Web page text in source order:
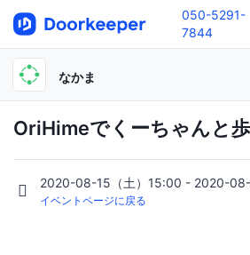
050-5291-
7844
なかま
OriHimeでくーちゃんと
2020-08-15（土）15:00 - 2020-
イベントページに戻る